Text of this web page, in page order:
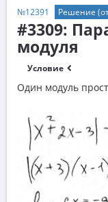
№12391 Решение
#3309:
модуля
Условие
Один модуль